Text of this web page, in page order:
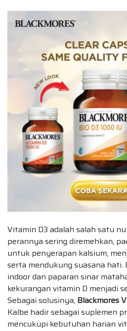
Vitamin D3 adalah salah satu
perannya sering diremehkan,
untuk penyerapan kalsium,
serta mendukung suasana hati.
indoor dan paparan sinar
kekurangan vitamin D menjadi
Sebagai solusinya, Blackmores
Kalbe hadir sebagai suplemen
mencukupi kebutuhan harian